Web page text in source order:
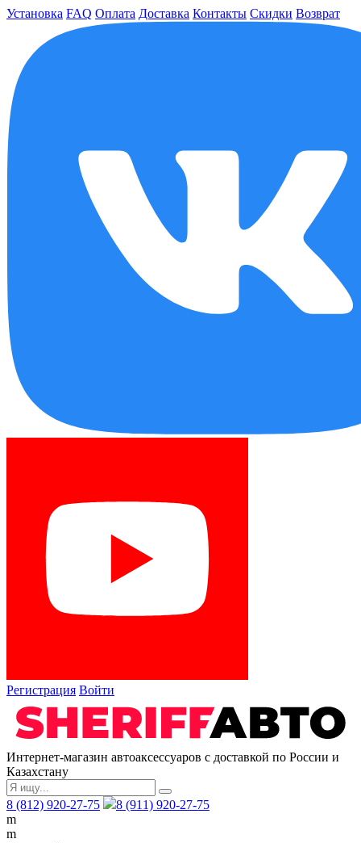
Установка FAQ Оплата Доставка Контакты Скидки Возврат
Регистрация Войти
Интернет-магазин автоаксессуаров с доставкой по России и
Казахстану
8 (812) 920-27-75
8 (911) 920-27-75
m
m